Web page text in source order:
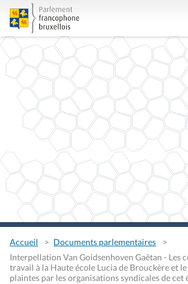
Accueil
Documents parlementaires
Interpellation Van Goidsenhoven Gaëtan - Les
travail à la Haute école Lucia de Brouckère et
plaintes par les organisations syndicales de cet